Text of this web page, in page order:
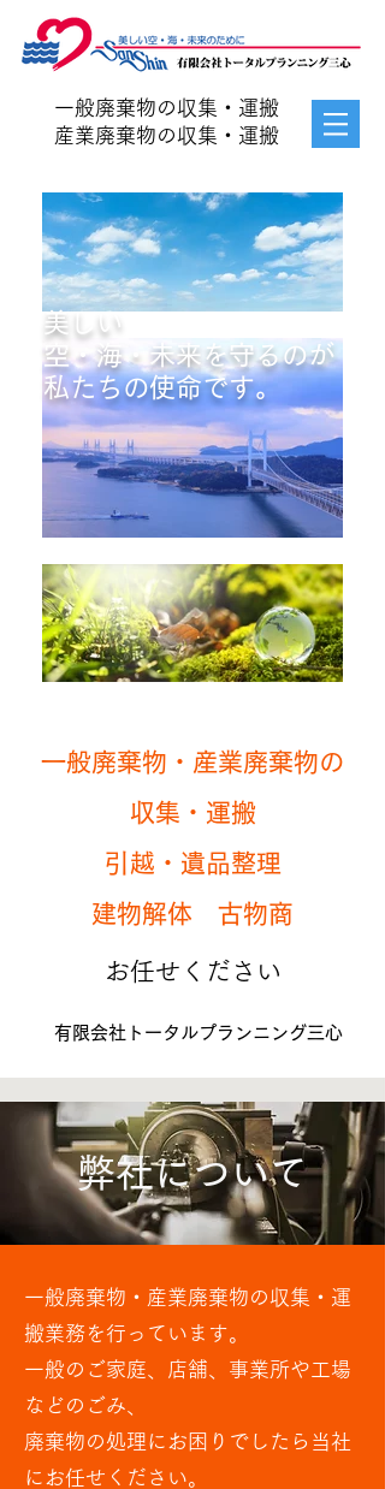
一般廃棄物の収集・運搬
産業廃棄物の収集・運搬
美しい
空・海・未来を守るのが
私たちの使命です。
一般廃棄物・産業廃棄物の
収集・運搬
引越・遺品整理
建物解体 古物商
お任せください
有限会社トータルプランニング三心
弊社について
一般廃棄物・産業廃棄物の収集・運
搬業務を行っています。
一般のご家庭、店舗、事業所や工場
などのごみ、
廃棄物の処理にお困りでしたら当社
にお任せください。